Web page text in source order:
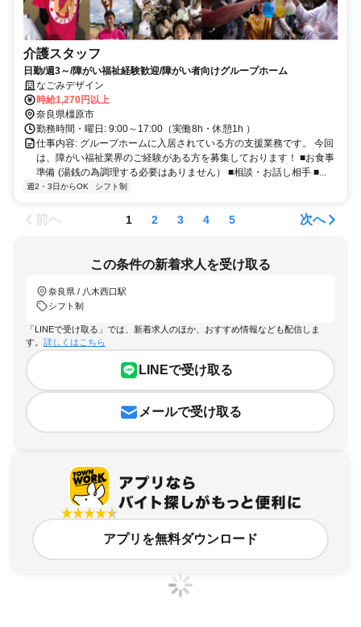
介護スタッフ
日勤/週3～/障がい福祉経験歓迎/障がい者向けグループホーム
なごみデザイン
時給1,270円以上
奈良県橿原市
勤務時間・曜日: 9:00～17:00（実働8h・休憩1h ）
仕事内容: グループホームに入居されている方の支援業務です。 今回
は、障がい福祉業界のご経験がある方を募集しております！ ■お食事
準備 (湯銭の為調理する必要はありません） ■相談・お話し相手 ■...
週2・3日からOK シフト制
前へ 1 2 3 4 5 次へ
この条件の新着求人を受け取る
奈良県 / 八木西口駅
シフト制
「LINEで受け取る」では、新着求人のほか、おすすめ情報なども配信しま
す。 詳しくはこちら
LINEで受け取る
メールで受け取る
アプリを無料ダウンロード